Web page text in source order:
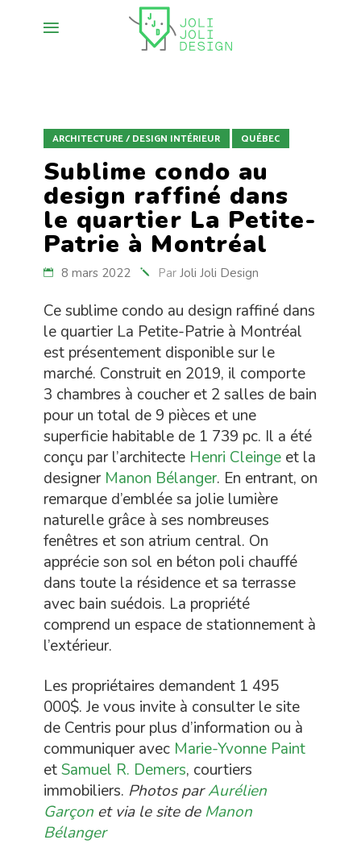
ARCHITECTURE / DESIGN INTÉRIEUR QUÉBEC
Sublime condo au
design raffiné dans
le quartier La Petite-
Patrie à Montréal
8 mars 2022 Par Joli Joli Design
Ce sublime condo au design raffiné dans
le quartier La Petite-Patrie à Montréal
est présentement disponible sur le
marché. Construit en 2019, il comporte
3 chambres à coucher et 2 salles de bain
pour un total de 9 pièces et une
superficie habitable de 1 739 pc. Il a été
conçu par l’architecte Henri Cleinge et la
designer Manon Bélanger. En entrant, on
remarque d’emblée sa jolie lumière
naturelle grâce à ses nombreuses
fenêtres et son atrium central. On
apprécie son sol en béton poli chauffé
dans toute la résidence et sa terrasse
avec bain suédois. La propriété
comprend un espace de stationnement à
l’extérieur.
Les propriétaires demandent 1 495
000$. Je vous invite à consulter le site
de Centris pour plus d’information ou à
communiquer avec Marie-Yvonne Paint
etSamuel R. Demers, courtiers
immobiliers. Photos parAurélien
Garçon et via le site de Manon
Bélanger